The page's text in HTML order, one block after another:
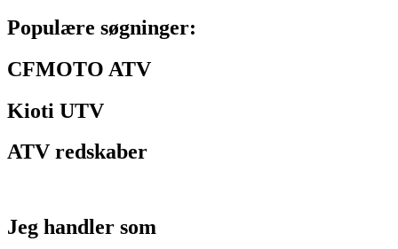
Populære søgninger:
CFMOTO ATV
Kioti UTV
ATV redskaber
Jeg handler som